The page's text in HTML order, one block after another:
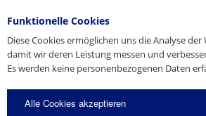
Anfrage
Funktionelle Cookies
Diese Cookies ermöglichen uns die Analyse
damit wir deren Leistung messen und
Es werden keine personenbezogenen Daten
Alle Cookies akzeptieren